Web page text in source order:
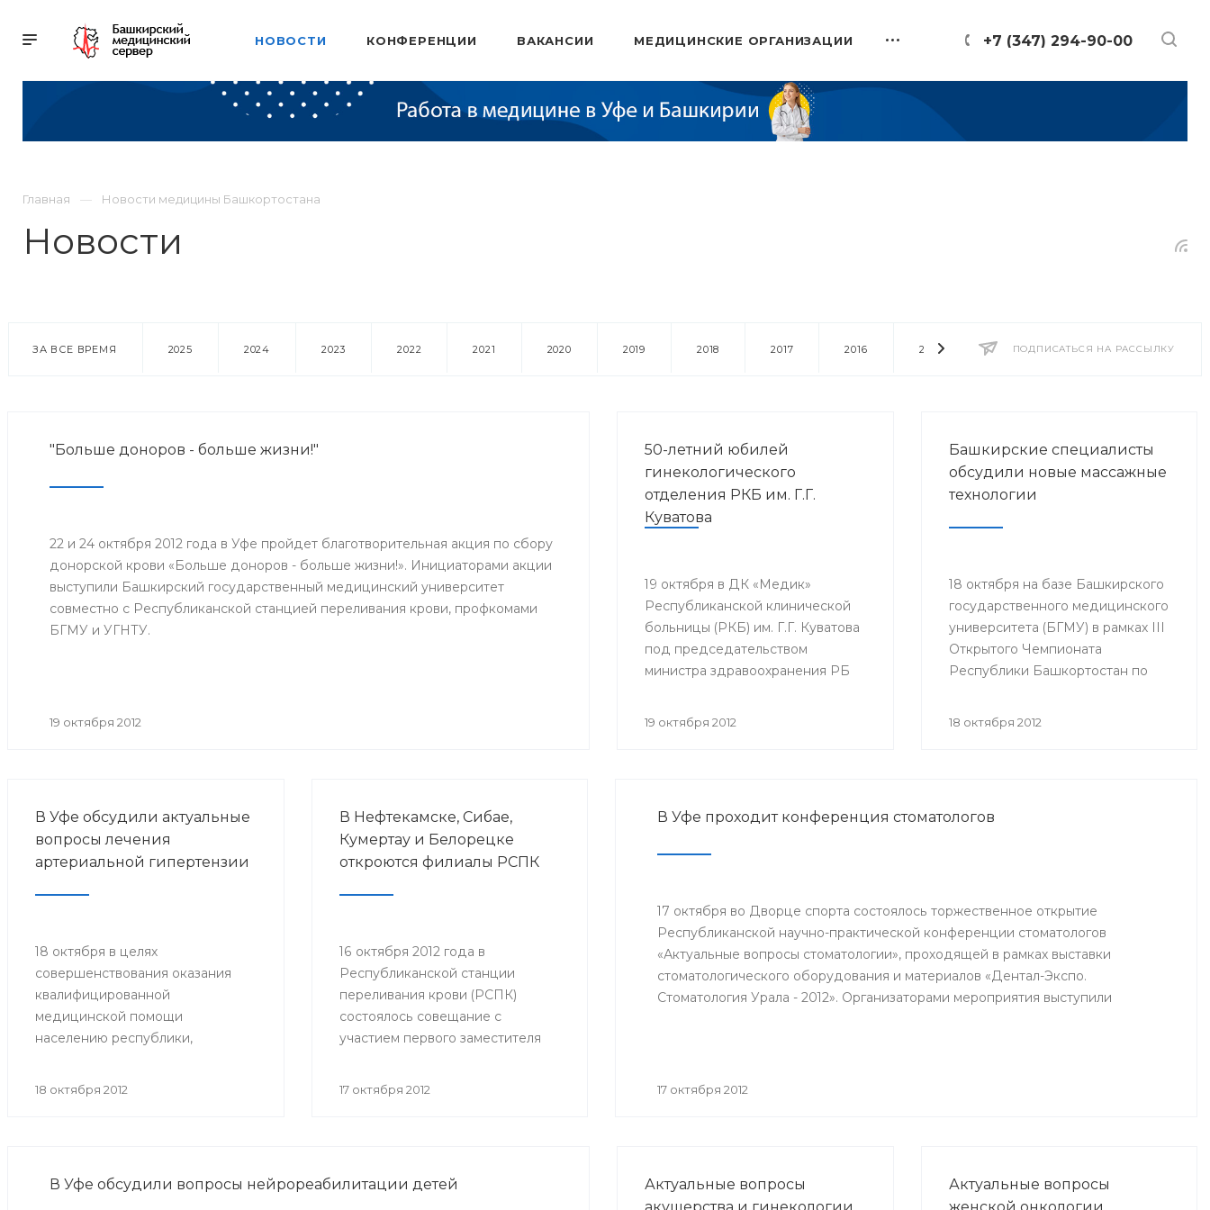
+7 (347) 294-90-00
НОВОСТИ КОНФЕРЕНЦИИ ВАКАНСИИ МЕДИЦИНСКИЕ ОРГАНИЗАЦИИ
Главная Новости медицины Башкортостана
Новости
ПОДПИСАТЬСЯ НА РАССЫЛКУ
ЗА ВСЕ ВРЕМЯ 2025 2024 2023 2022 2021 2020 2019 2018 2017 2016 2014 2013 2012 2011
"Больше доноров - больше жизни!"
22 и 24 октября 2012 года в Уфе пройдет благотворительная акция по сбору
донорской крови «Больше доноров - больше жизни!». Инициаторами акции
выступили Башкирский государственный медицинский университет
совместно с Республиканской станцией переливания крови, профкомами
БГМУ и УГНТУ.
19 октября 2012
50-летний юбилей
гинекологического
отделения РКБ им. Г.Г.
Куватова
19 октября в ДК «Медик»
Республиканской клинической
больницы (РКБ) им. Г.Г. Куватова
под председательством
министра здравоохранения РБ
научно-практическая
гинекологического отделения
19 октября 2012
Башкирские специалисты
обсудили новые массажные
технологии
18 октября на базе Башкирского
государственного медицинского
университета (БГМУ) в рамках III
Открытого Чемпионата
Республики Башкортостан по
состоялась научно-практическая
Государственным Медицинским
(г.Москва).
18 октября 2012
В Уфе обсудили актуальные
вопросы лечения
артериальной гипертензии
18 октября в целях
совершенствования оказания
квалифицированной
медицинской помощи
населению республики,
уровня врачей кардиологов и
18 октября 2012
В Нефтекамске, Сибае,
Кумертау и Белорецке
откроются филиалы РСПК
16 октября 2012 года в
Республиканской станции
переливания крови (РСПК)
состоялось совещание с
участием первого заместителя
Александра Афанасьева,
главных врачей и заведующих
17 октября 2012
В Уфе проходит конференция стоматологов
17 октября во Дворце спорта состоялось торжественное открытие
Республиканской научно-практической конференции стоматологов
«Актуальные вопросы стоматологии», проходящей в рамках выставки
стоматологического оборудования и материалов «Дентал-Экспо.
Стоматология Урала - 2012». Организаторами мероприятия выступили
17 октября 2012
В Уфе обсудили вопросы нейрореабилитации детей
Актуальные вопросы
Актуальные вопросы